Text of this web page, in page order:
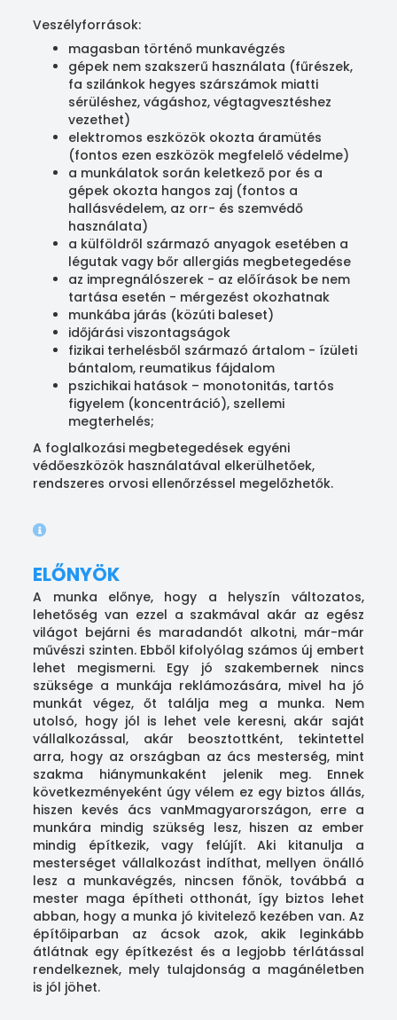
Veszélyforrások:
magasban történő munkavégzés
gépek nem szakszerű használata (fűrészek,
fa szilánkok hegyes szárszámok miatti
sérüléshez, vágáshoz, végtagvesztéshez
vezethet)
elektromos eszközök okozta áramütés
(fontos ezen eszközök megfelelő védelme)
a munkálatok során keletkező por és a
gépek okozta hangos zaj (fontos a
hallásvédelem, az orr- és szemvédő
használata)
a külföldről származó anyagok esetében a
légutak vagy bőr allergiás megbetegedése
az impregnálószerek - az előírások be nem
tartása esetén - mérgezést okozhatnak
munkába járás (közúti baleset)
időjárási viszontagságok
fizikai terhelésből származó ártalom - ízületi
bántalom, reumatikus fájdalom
pszichikai hatások – monotonitás, tartós
figyelem (koncentráció), szellemi
megterhelés;
A foglalkozási megbetegedések egyéni
védőeszközök használatával elkerülhetőek,
rendszeres orvosi ellenőrzéssel megelőzhetők.
ELŐNYÖK
A munka előnye, hogy a helyszín változatos,
lehetőség van ezzel a szakmával akár az egész
világot bejárni és maradandót alkotni, már-már
művészi szinten. Ebből kifolyólag számos új embert
lehet megismerni. Egy jó szakembernek nincs
szüksége a munkája reklámozására, mivel ha jó
munkát végez, őt találja meg a munka. Nem
utolsó, hogy jól is lehet vele keresni, akár saját
vállalkozással, akár beosztottként, tekintettel
arra, hogy az országban az ács mesterség, mint
szakma hiánymunkaként jelenik meg. Ennek
következményeként úgy vélem ez egy biztos állás,
hiszen kevés ács vanMmagyarországon, erre a
munkára mindig szükség lesz, hiszen az ember
mindig építkezik, vagy felújít. Aki kitanulja a
mesterséget vállalkozást indíthat, mellyen önálló
lesz a munkavégzés, nincsen főnök, továbbá a
mester maga építheti otthonát, így biztos lehet
abban, hogy a munka jó kivitelező kezében van. Az
építőiparban az ácsok azok, akik leginkább
átlátnak egy építkezést és a legjobb térlátással
rendelkeznek, mely tulajdonság a magánéletben
is jól jöhet.